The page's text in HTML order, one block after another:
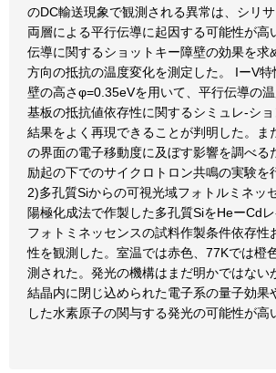
のDC輸送現象で観測される異常は、シリ
両層による平行伝導に起因する可能性が高
伝導に関するショットキー障壁の効果を求
方向の抵抗の温度変化を測定した。 IーV
壁の高さφ=0.35eVを用いて、平行伝導の
基板の抵抗値依存性に関するシミュレ-シ
結果をよく再現できることが判明した。ま
の界面の電子移動度に及ぼす影響を調べる
励起の下でのサイクロトロン共鳴の実験を
2)多孔質Siからの可視光域フォトルミネッ
陽極化成法で作製した多孔質SiをHeーCd
フォトミネッセンスの試料作製条件依存性
性を観測した。室温では赤色、77Kでは橙
測された。発光の機構はまだ明かではない
結晶内に閉じ込められた電子系の量子効果
した水素原子の関与する発光の可能性が高